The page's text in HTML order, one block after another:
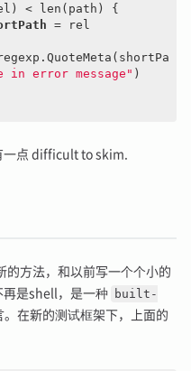
< len(path) {
= rel
error message" )
一点 difficult to skim.
方法，和以前写一个个小的
再是shell，是一种
built-
在新的测试框架下，上面的